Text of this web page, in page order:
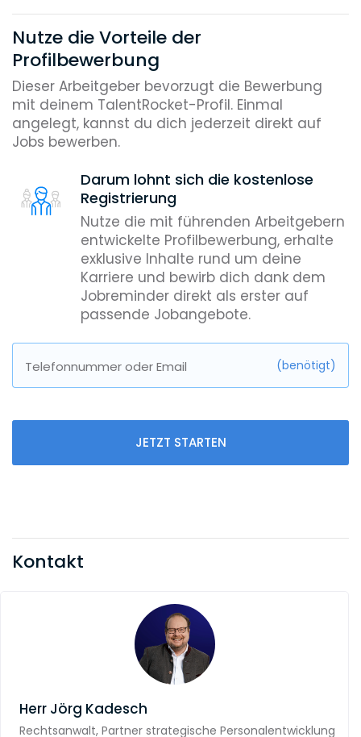
Nutze die Vorteile der
Profilbewerbung
Dieser Arbeitgeber bevorzugt die Bewerbung
mit deinem TalentRocket-Profil. Einmal
angelegt, kannst du dich jederzeit direkt auf
Jobs bewerben.
Darum lohnt sich die kostenlose
Registrierung
Nutze die mit führenden Arbeitgebern
entwickelte Profilbewerbung, erhalte
exklusive Inhalte rund um deine
Karriere und bewirb dich dank dem
Jobreminder direkt als erster auf
passende Jobangebote.
Telefonnummer oder Email (benötigt)
JETZT STARTEN
Kontakt
Herr Jörg Kadesch
Rechtsanwalt, Partner strategische Personalentwicklung